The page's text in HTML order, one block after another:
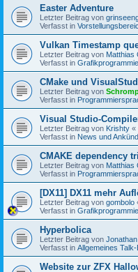
Easter Adventure
Letzter Beitrag von
Verfasst in
Vulkan Timestamp
Letzter Beitrag von Matthias
Verfasst in
CMake und
Letzter Beitrag von
Verfasst in
Visual Studio-
Letzter Beitrag von Krishty «
Verfasst in News und
CMAKE dependency
Letzter Beitrag von Matthias
Verfasst in
[DX11] DX11 mehr
Letzter Beitrag von gombolo
Verfasst in
Hyperbolica
Letzter Beitrag von Jonathan
Verfasst in Allgemeines
Website zur ZFX